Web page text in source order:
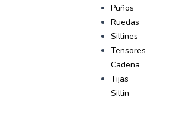
Puños
Ruedas
Sillines
Tensores
Cadena
Tijas
Sillin